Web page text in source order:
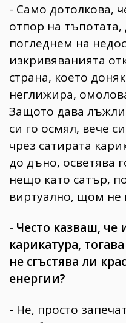
- Само дотолкова,
отпор на
погледнем на
изкривяванията
страна, което
неглижира,
Защото дава
си го осмял, вече
чрез сатирата
до дъно, осветява
нещо като сатър,
виртуално, щом не
- Често казваш,
карикатура,
не сгъстява ли
енергии?
- Не, просто